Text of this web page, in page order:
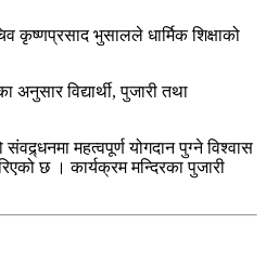
कृष्णप्रसाद भुसालले धार्मिक शिक्षाको
विद्यार्थी, पुजारी तथा
महत्वपूर्ण योगदान पुग्ने विश्वास
छ । कार्यक्रम मन्दिरका पुजारी